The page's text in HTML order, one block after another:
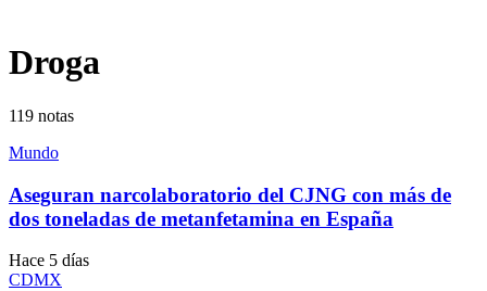
Droga
119 notas
Mundo
Aseguran narcolaboratorio del CJNG con más de
dos toneladas de metanfetamina en España
Hace 5 días
CDMX